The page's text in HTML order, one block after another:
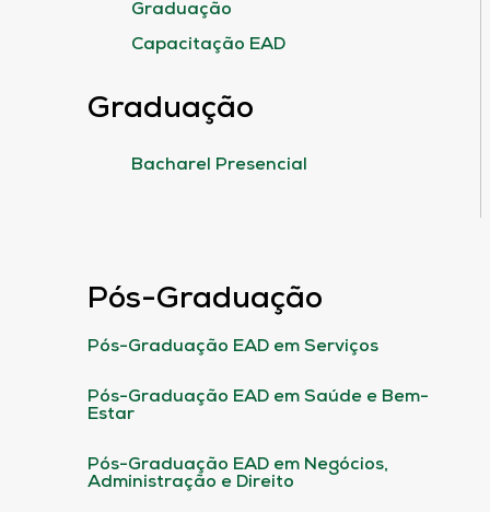
Graduação
Capacitação EAD
Graduação
Bacharel Presencial
Pós-Graduação
Pós-Graduação EAD em Serviços
Pós-Graduação EAD em Saúde e Bem-
Estar
Pós-Graduação EAD em Negócios,
Administração e Direito